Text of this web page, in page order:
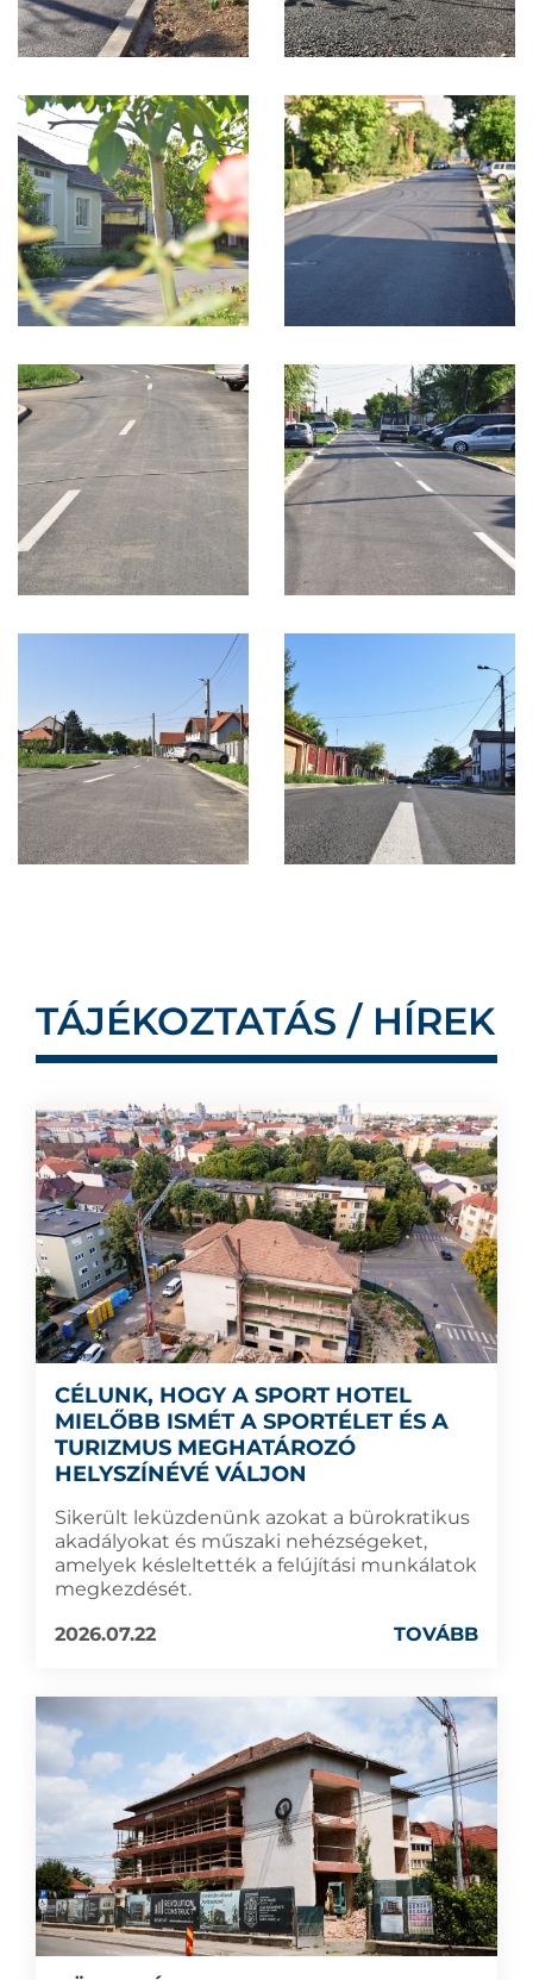
TÁJÉKOZTATÁS / HÍREK
CÉLUNK, HOGY A SPORT HOTEL
MIELŐBB ISMÉT A SPORTÉLET ÉS A
TURIZMUS MEGHATÁROZÓ
HELYSZÍNÉVÉ VÁLJON
Sikerült leküzdenünk azokat a bürokratikus
akadályokat és műszaki nehézségeket,
amelyek késleltették a felújítási munkálatok
megkezdését.
2026.07.22
TOVÁBB